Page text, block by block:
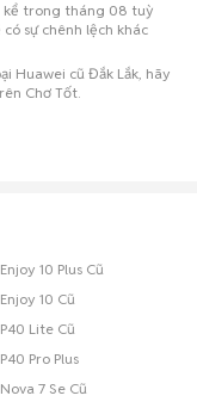
kể trong tháng 08 tuỳ
sự chênh lệch khác
Huawei cũ Đắk Lắk, hãy
Chợ Tốt.
mang tính chất tham
vào tình trạng, phiên
cũ tại Đắk Lắk với
Lắk giá tốt nhất!
10 Plus Cũ
10 Cũ
Lite Cũ
Pro Plus
7 Se Cũ